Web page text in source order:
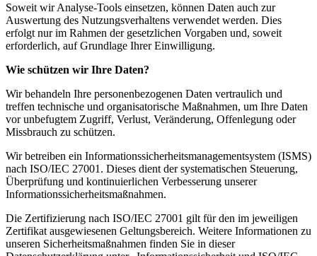
Soweit wir Analyse-Tools einsetzen, können Daten auch zur
Auswertung des Nutzungsverhaltens verwendet werden. Dies
erfolgt nur im Rahmen der gesetzlichen Vorgaben und, soweit
erforderlich, auf Grundlage Ihrer Einwilligung.
Wie schützen wir Ihre Daten?
Wir behandeln Ihre personenbezogenen Daten vertraulich und
treffen technische und organisatorische Maßnahmen, um Ihre Daten
vor unbefugtem Zugriff, Verlust, Veränderung, Offenlegung oder
Missbrauch zu schützen.
Wir betreiben ein Informationssicherheitsmanagementsystem (ISMS)
nach ISO/IEC 27001. Dieses dient der systematischen Steuerung,
Überprüfung und kontinuierlichen Verbesserung unserer
Informationssicherheitsmaßnahmen.
Die Zertifizierung nach ISO/IEC 27001 gilt für den im jeweiligen
Zertifikat ausgewiesenen Geltungsbereich. Weitere Informationen zu
unseren Sicherheitsmaßnahmen finden Sie in dieser